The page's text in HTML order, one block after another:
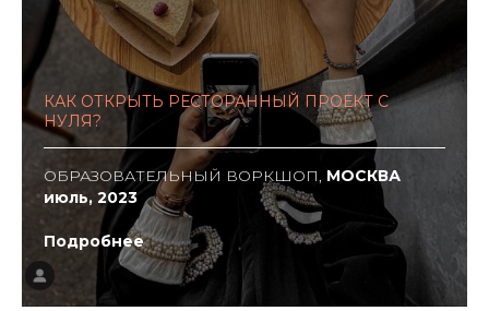
КАК ОТКРЫТЬ РЕСТОРАННЫЙ ПРОЕКТ С
НУЛЯ?
ОБРАЗОВАТЕЛЬНЫЙ ВОРКШОП, МОСКВА
июль, 2023
Подробнее